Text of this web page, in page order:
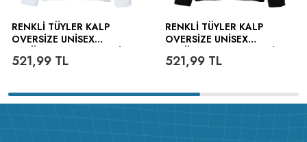
RENKLI TÜYLER KALP
OVERSIZE UNISEX
521,99 TL
RENKLI TÜYLER KALP
OVERSIZE UNISEX
521,99TL